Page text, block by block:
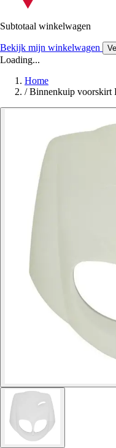
Subtotaal winkelwagen
Bekijk mijn winkelwagen
Loading...
Home
/ Binnenkuip voorskirt